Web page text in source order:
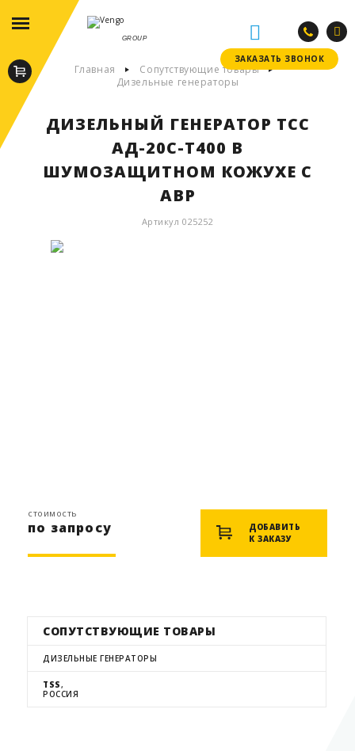
ЗАКАЗАТЬ ЗВОНОК
ЗАКАЗАТЬ ЗВОНОК
GROUP
Главная
Сопутствующие товары
Дизельные генераторы
ДИЗЕЛЬНЫЙ ГЕНЕРАТОР ТСС
АД-20С-Т400 В
ШУМОЗАЩИТНОМ КОЖУХЕ С
АВР
Артикул 025252
стоимость
по запросу
ДОБАВИТЬ
К ЗАКАЗУ
СОПУТСТВУЮЩИЕ ТОВАРЫ
ДИЗЕЛЬНЫЕ ГЕНЕРАТОРЫ
TSS,
РОССИЯ